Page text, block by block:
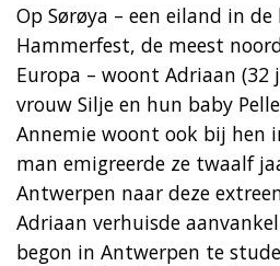
Op Sørøya – een eiland in
Hammerfest, de meest
Europa – woont Adriaan (32
vrouw Silje en hun baby
Annemie woont ook bij hen
man emigreerde ze twaalf
Antwerpen naar deze
Adriaan verhuisde
begon in Antwerpen te